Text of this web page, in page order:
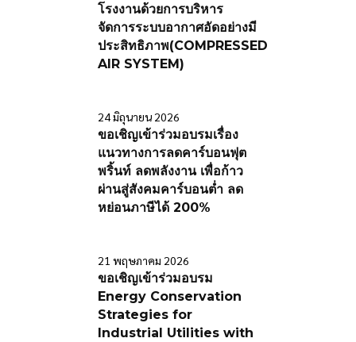
โรงงานด้วยการบริหาร
จัดการระบบอากาศอัดอย่างมี
ประสิทธิภาพ(COMPRESSED
AIR SYSTEM)
24 มิถุนายน 2026
ขอเชิญเข้าร่วมอบรมเรื่อง
แนวทางการลดคาร์บอนฟุต
พริ้นท์ ลดพลังงาน เพื่อก้าว
ผ่านสู่สังคมคาร์บอนต่ำ ลด
หย่อนภาษีได้ 200%
21 พฤษภาคม 2026
ขอเชิญเข้าร่วมอบรม
Energy Conservation
Strategies for
Industrial Utilities with